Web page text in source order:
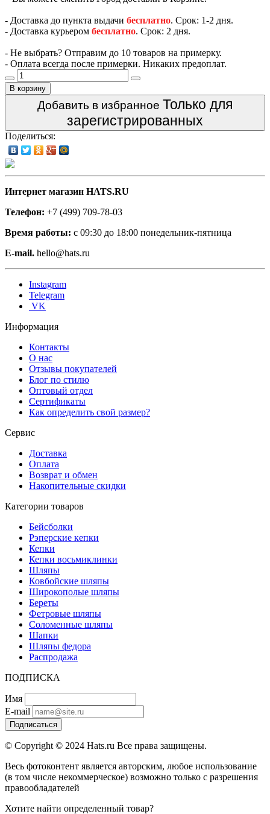
- Доставка до пункта выдачи бесплатно. Срок: 1-2 дня.
- Доставка курьером бесплатно. Срок: 2 дня.
- Не выбрать? Отправим до 10 товаров на примерку.
- Оплата всегда после примерки. Никаких предоплат.
В корзину
Добавить в избранное Только для
зарегистрированных
Поделиться:
Интернет магазин HATS.RU
Телефон: +7 (499) 709-78-03
Время работы: с 09:30 до 18:00 понедельник-пятница
E-mail. hello@hats.ru
Instagram
Telegram
VK
Информация
Контакты
О нас
Отзывы покупателей
Блог по стилю
Оптовый отдел
Сертификаты
Как определить свой размер?
Сервис
Доставка
Оплата
Возврат и обмен
Накопительные скидки
Категории товаров
Бейсболки
Рэперские кепки
Кепки
Кепки восьмиклинки
Шляпы
Ковбойские шляпы
Широкополые шляпы
Береты
Фетровые шляпы
Соломенные шляпы
Шапки
Шляпы федора
Распродажа
ПОДПИСКА
Имя
E-mail
Подписаться
© Copyright © 2024 Hats.ru Все права защищены.
Весь фотоконтент является авторским, любое использование
(в том числе некоммерческое) возможно только с разрешения
правообладателей
Хотите найти определенный товар?